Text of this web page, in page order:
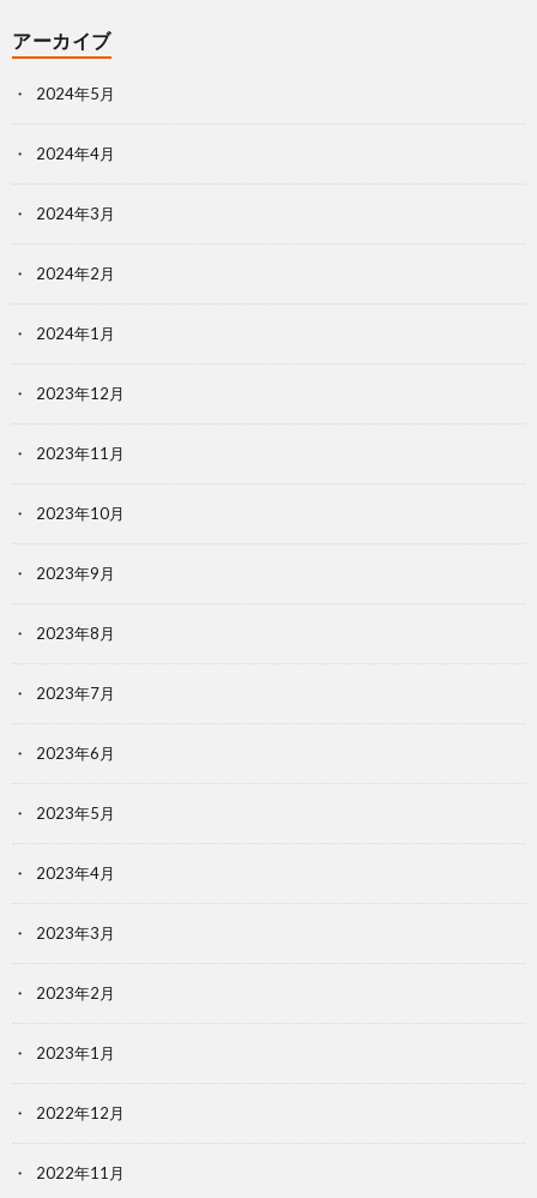
アーカイブ
2024年5月
2024年4月
2024年3月
2024年2月
2024年1月
2023年12月
2023年11月
2023年10月
2023年9月
2023年8月
2023年7月
2023年6月
2023年5月
2023年4月
2023年3月
2023年2月
2023年1月
2022年12月
2022年11月